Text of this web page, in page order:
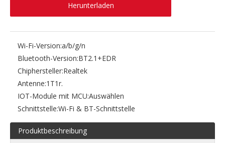
Herunterladen
Wi-Fi-Version:a/b/g/n
Bluetooth-Version:BT2.1+EDR
Chiphersteller:Realtek
Antenne:1T1r.
IOT-Module mit MCU:Auswählen
Schnittstelle:Wi-Fi & BT-Schnittstelle
Produktbeschreibung